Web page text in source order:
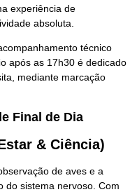
experiência de
absoluta.
técnico
após as 17h30 é dedicado
mediante marcação
Final de Dia
& Ciência)
de aves e a
do sistema nervoso. Com